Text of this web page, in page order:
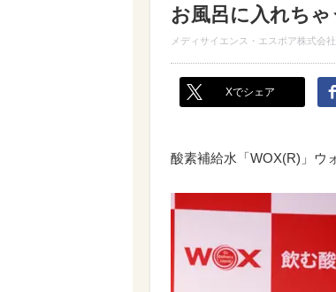
お風呂に入れちゃ
メディサイエンス・エスポア株式会社
Xでシェア
酸素補給水「WOX(R)」ウ